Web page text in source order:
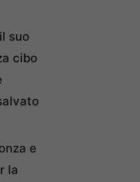
suo
cibo
e
la